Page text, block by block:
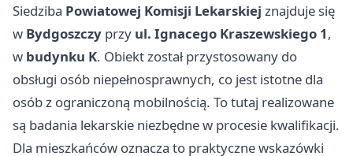
Siedziba Powiatowej Komisji Lekarskiej znajduje się
w Bydgoszczy przy ul. Ignacego Kraszewskiego 1,
w budynku K. Obiekt został przystosowany do
obsługi osób niepełnosprawnych, co jest istotne dla
osób z ograniczoną mobilnością. To tutaj realizowane
są badania lekarskie niezbędne w procesie kwalifikacji.
Dla mieszkańców oznacza to praktyczne wskazówki